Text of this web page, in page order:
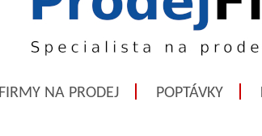
FIRMY NA PRODEJ POPTÁVKY